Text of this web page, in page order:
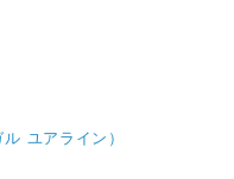
ユアライン）